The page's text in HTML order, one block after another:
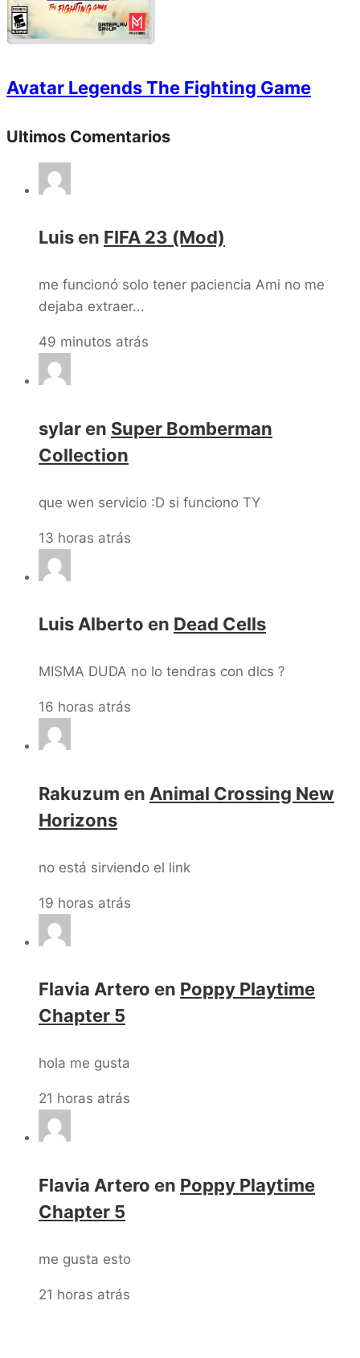
Avatar Legends The Fighting Game
Ultimos Comentarios
Luis en FIFA 23 (Mod)
me funcionó solo tener paciencia Ami no me
dejaba extraer...
49 minutos atrás
sylar en Super Bomberman
Collection
que wen servicio :D si funciono TY
13 horas atrás
Luis Alberto en Dead Cells
MISMA DUDA no lo tendras con dlcs ?
16 horas atrás
Rakuzum en Animal Crossing New
Horizons
no está sirviendo el link
19 horas atrás
Flavia Artero en Poppy Playtime
Chapter 5
hola me gusta
21 horas atrás
Flavia Artero en Poppy Playtime
Chapter 5
me gusta esto
21 horas atrás